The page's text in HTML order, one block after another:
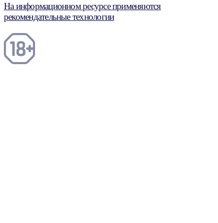
На информационном ресурсе применяются
рекомендательные технологии